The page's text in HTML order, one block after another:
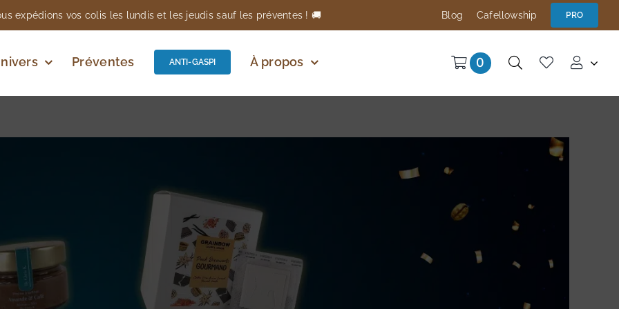
expédions vos colis les lundis et les jeudis sauf les préventes ! 🚚 Blog Cafellowship PRO
Préventes ANTI-GASPI À propos 0